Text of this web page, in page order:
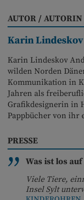
AUTOR / AUTORIN
Karin
Karin Lindeskov
wilden Norden
Kommunikation in
Jahren als
Grafikdesignerin in
Pappbücher von ihr
PRESSE
Was ist los auf
Viele Tiere,
Insel Sylt